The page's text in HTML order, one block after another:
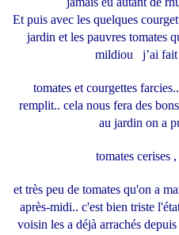
Et puis avec les quelques
jardin et les pauvres tomates
mildiou j’ai fait
tomates et courgettes
remplit.. cela nous fera des
au jardin on a
tomates cerises
et très peu de tomates qu'on a
après-midi.. c'est bien triste
voisin les a déjà arrachés